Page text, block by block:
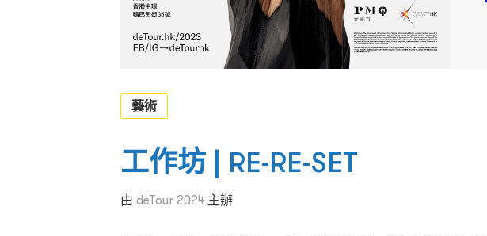
藝術
工作坊 | RE-RE-SET
由 deTour 2024 主辦